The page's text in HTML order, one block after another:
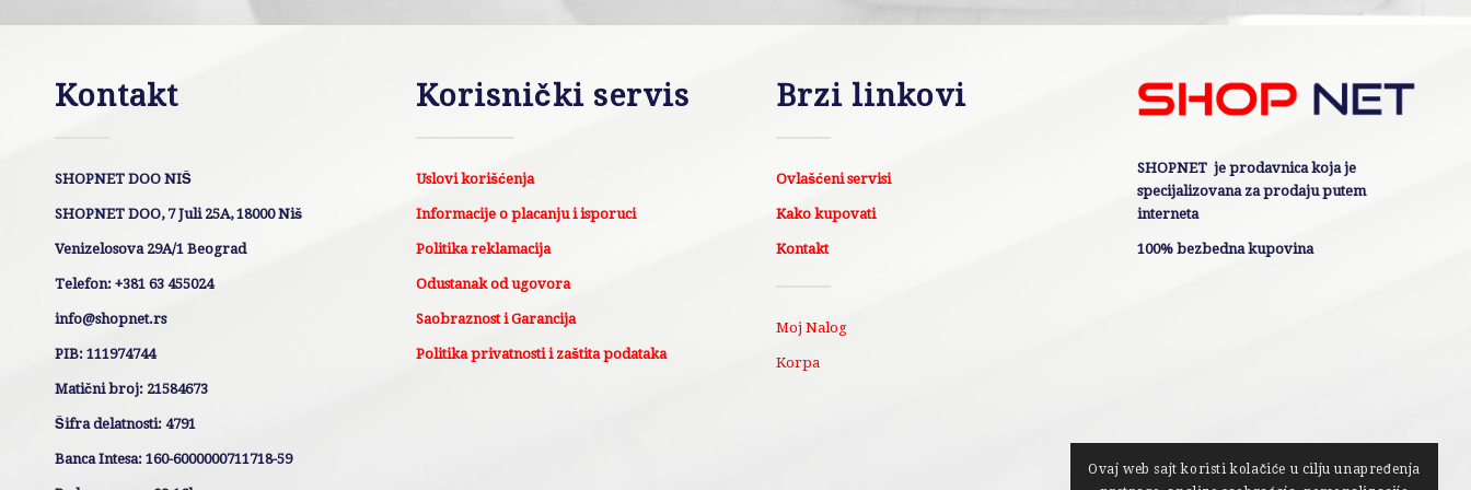
Kontakt
SHOPNET DOO NIŠ
SHOPNET DOO, 7 Juli 25A, 18000 Niš
Venizelosova 29A/1 Beograd
Telefon: +381 63 455024
info@shopnet.rs
PIB: 111974744
Matični broj: 21584673
Šifra delatnosti: 4791
Banca Intesa: 160-6000000711718-59
Korisnički servis
Uslovi korišćenja
Informacije o placanju i isporuci
Politika reklamacija
Odustanak od ugovora
Saobraznost i Garancija
Politika privatnosti i zaštita podataka
Brzi linkovi
Ovlašćeni servisi
Kako kupovati
Kontakt
Moj Nalog
Korpa
SHOPNET je prodavnica koja je
specijalizovana za prodaju putem
interneta
100% bezbedna kupovina
Ovaj web sajt koristi kolačiće u cilju unapređenja